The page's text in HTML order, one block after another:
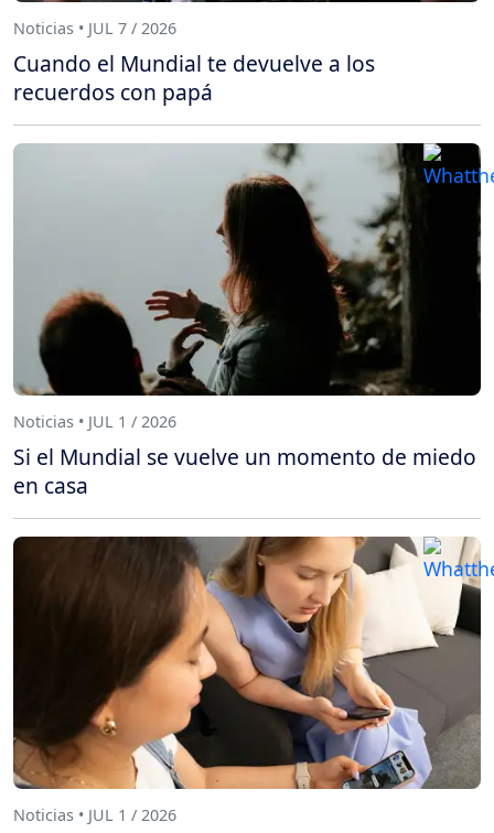
Noticias • JUL 7 / 2026
Cuando el Mundial te devuelve a los
recuerdos con papá
Noticias • JUL 1 / 2026
Si el Mundial se vuelve un momento de miedo
en casa
Noticias • JUL 1 / 2026